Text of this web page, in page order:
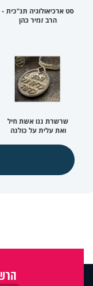
סט ארכיאולוגיה תנ"כית -
הרב זמיר כהן
שרשרת ננו אשת חיל
ואת עלית על כולנה